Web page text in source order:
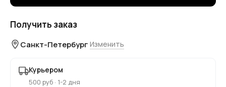
Получить заказ
Санкт-Петербург Изменить
Курьером
500 руб · 1-2 дня